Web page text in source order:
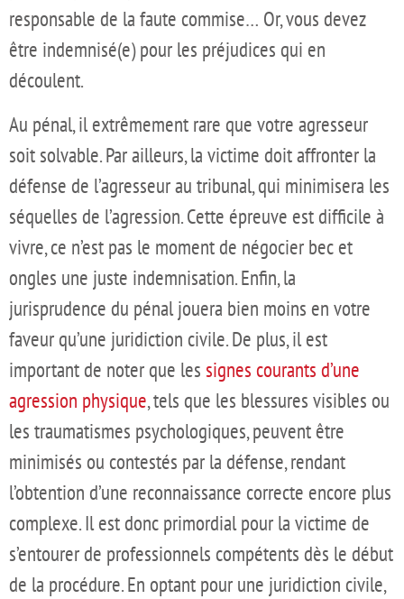
responsable de la faute commise… Or, vous devez
être indemnisé(e) pour les préjudices qui en
découlent.
Au pénal, il extrêmement rare que votre agresseur
soit solvable. Par ailleurs, la victime doit affronter la
défense de l’agresseur au tribunal, qui minimisera les
séquelles de l’agression. Cette épreuve est difficile à
vivre, ce n’est pas le moment de négocier bec et
ongles une juste indemnisation. Enfin, la
jurisprudence du pénal jouera bien moins en votre
faveur qu’une juridiction civile. De plus, il est
important de noter que les signes courants d’une
agression physique, tels que les blessures visibles ou
les traumatismes psychologiques, peuvent être
minimisés ou contestés par la défense, rendant
l’obtention d’une reconnaissance correcte encore plus
complexe. Il est donc primordial pour la victime de
s’entourer de professionnels compétents dès le début
de la procédure. En optant pour une juridiction civile,